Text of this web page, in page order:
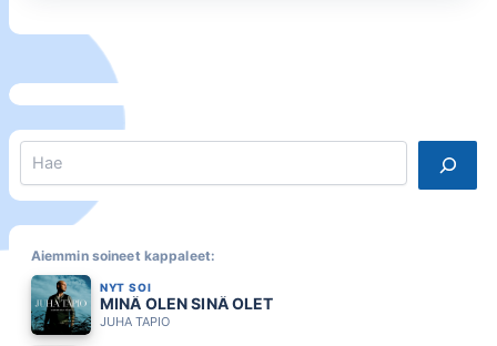
Aiemmin soineet kappaleet:
NYT SOI
MINÄ OLEN SINÄ OLET
JUHA TAPIO